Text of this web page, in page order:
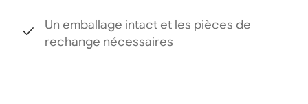
Un emballage intact et les pièces de
rechange nécessaires